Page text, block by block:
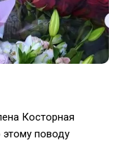
Косторная
этому поводу